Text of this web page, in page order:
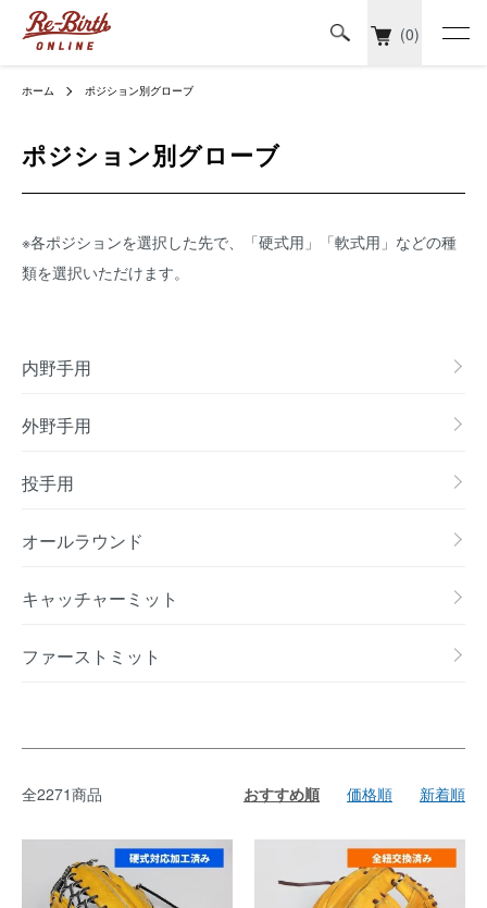
(0)
ホーム ポジション別グローブ
ポジション別グローブ
※各ポジションを選択した先で、「硬式用」「軟式用」などの種
類を選択いただけます。
内野手用
外野手用
投手用
オールラウンド
キャッチャーミット
ファーストミット
全2271商品 おすすめ順 価格順 新着順